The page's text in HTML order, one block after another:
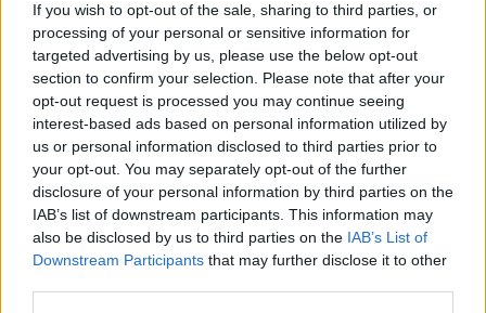
If you wish to opt-out of the sale, sharing to third parties, or
processing of your personal or sensitive information for
targeted advertising by us, please use the below opt-out
section to confirm your selection. Please note that after your
opt-out request is processed you may continue seeing
interest-based ads based on personal information utilized by
us or personal information disclosed to third parties prior to
your opt-out. You may separately opt-out of the further
disclosure of your personal information by third parties on the
IAB’s list of downstream participants. This information may
also be disclosed by us to third parties on the IAB’s List of
Downstream Participants that may further disclose it to other
a színészkedés felé, hogy meg tudjon élni
valamiből, amíg a nagy kiadók nem fedezik fel
tehetségét, de a stúdiók hamarabb lecsaptak
a fiatal Deppre.
Az alábbiakban meghallgathatja, hogy milyen
is volt az eredeti 'You're So Vain'. Aki komoly
képzelőerővel rendelkezik, az
megpróbálhatja kitalálni, hogy milyen lesz a
Depp-Manson verzió, a többieknek várniuk
kell májusig.